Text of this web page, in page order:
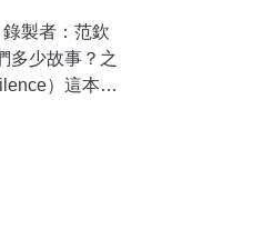
製者：范欽
多少故事？之
）這本
經驗中，最
去一位印地
所要保護自
的欣賞，同時